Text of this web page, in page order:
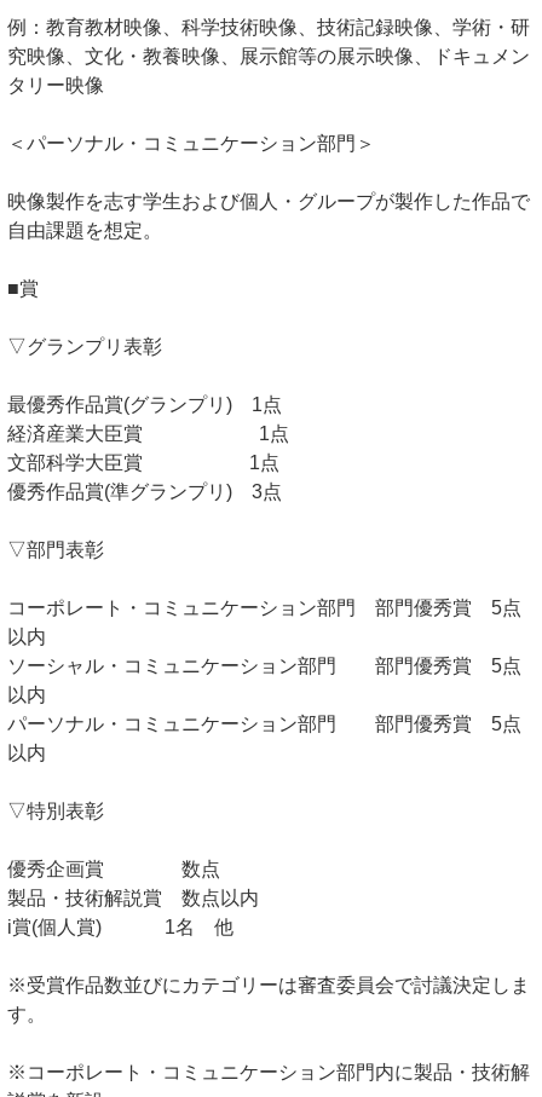
例：教育教材映像、科学技術映像、技術記録映像、学術・研
究映像、文化・教養映像、展示館等の展示映像、ドキュメン
タリー映像
＜パーソナル・コミュニケーション部門＞
映像製作を志す学生および個人・グループが製作した作品で
自由課題を想定。
■賞
▽グランプリ表彰
最優秀作品賞(グランプリ) 1点
経済産業大臣賞 1点
文部科学大臣賞 1点
優秀作品賞(準グランプリ) 3点
▽部門表彰
コーポレート・コミュニケーション部門 部門優秀賞 5点
以内
ソーシャル・コミュニケーション部門 部門優秀賞 5点
以内
パーソナル・コミュニケーション部門 部門優秀賞 5点
以内
▽特別表彰
優秀企画賞 数点
製品・技術解説賞 数点以内
i賞(個人賞) 1名 他
※受賞作品数並びにカテゴリーは審査委員会で討議決定しま
す。
※コーポレート・コミュニケーション部門内に製品・技術解